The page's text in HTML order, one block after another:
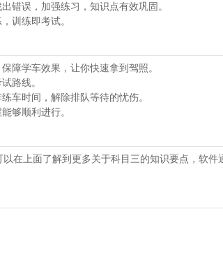
错误，加强练习，知识点有效巩固。
训练即考试。
障学车效果，让你快速拿到驾照。
路线。
车时间，解除排队等待的忧伤。
够顺利进行。
在上面了解到更多关于科目三的知识要点，软件